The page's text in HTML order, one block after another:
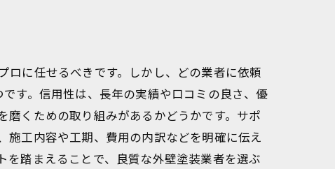
ロに任せるべきです。しかし、どの業者に依頼
す。信用性は、長年の実績や口コミの良さ、優
磨くための取り組みがあるかどうかです。サポ
施工内容や工期、費用の内訳などを明確に伝え
踏まえることで、良質な外壁塗装業者を選ぶ